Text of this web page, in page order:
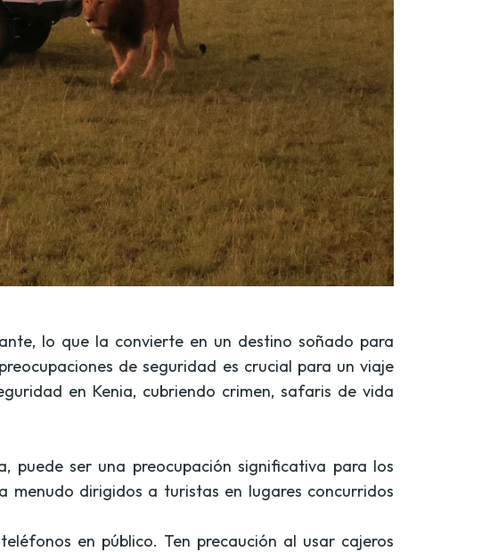
lo que la convierte en un destino soñado para
de seguridad es crucial para un viaje
en Kenia, cubriendo crimen, safaris de vida
puede ser una preocupación significativa para los
menudo dirigidos a turistas en lugares concurridos
en público. Ten precaución al usar cajeros